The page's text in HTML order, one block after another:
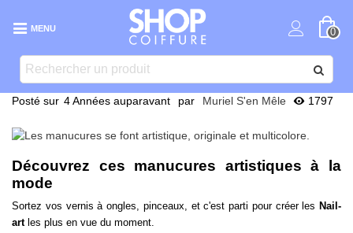
MENU 0
Posté sur 4 Années auparavant par Muriel S'en Mêle 1797
Découvrez ces manucures artistiques à la
mode
Sortez vos vernis à ongles , pinceaux, et c'est parti pour créer les Nail-
artles plus en vue du moment.